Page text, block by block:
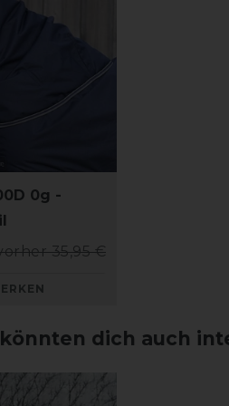
0g -
35,95 €
dich auch